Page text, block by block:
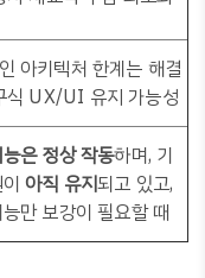
아키텍처 한계는 해결
식 UX/UI 유지 가능성
은 정상 작동하며, 기
이아직 유지되고 있고,
만 보강이 필요할 때